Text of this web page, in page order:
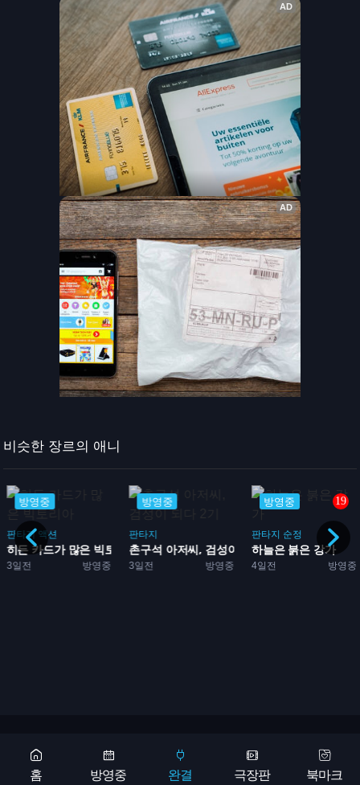
비슷한 장르의 애니
방영중
판타지 액션
3일전 방영중
히든 카드가 많은 빅토리아
방영중
판타지
3일전 방영중
촌구석 아저씨, 검성이 되다...
방영중 19
판타지 순정
4일전 방영중
하늘은 붉은 강가
Copyright 2026 © 애니어바웃, aniabout.com. All Rights Reserved
홈 방영중 완결 극장판 북마크